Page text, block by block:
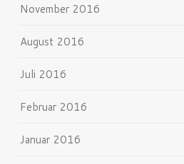
November 2016
August 2016
Juli 2016
Februar 2016
Januar 2016